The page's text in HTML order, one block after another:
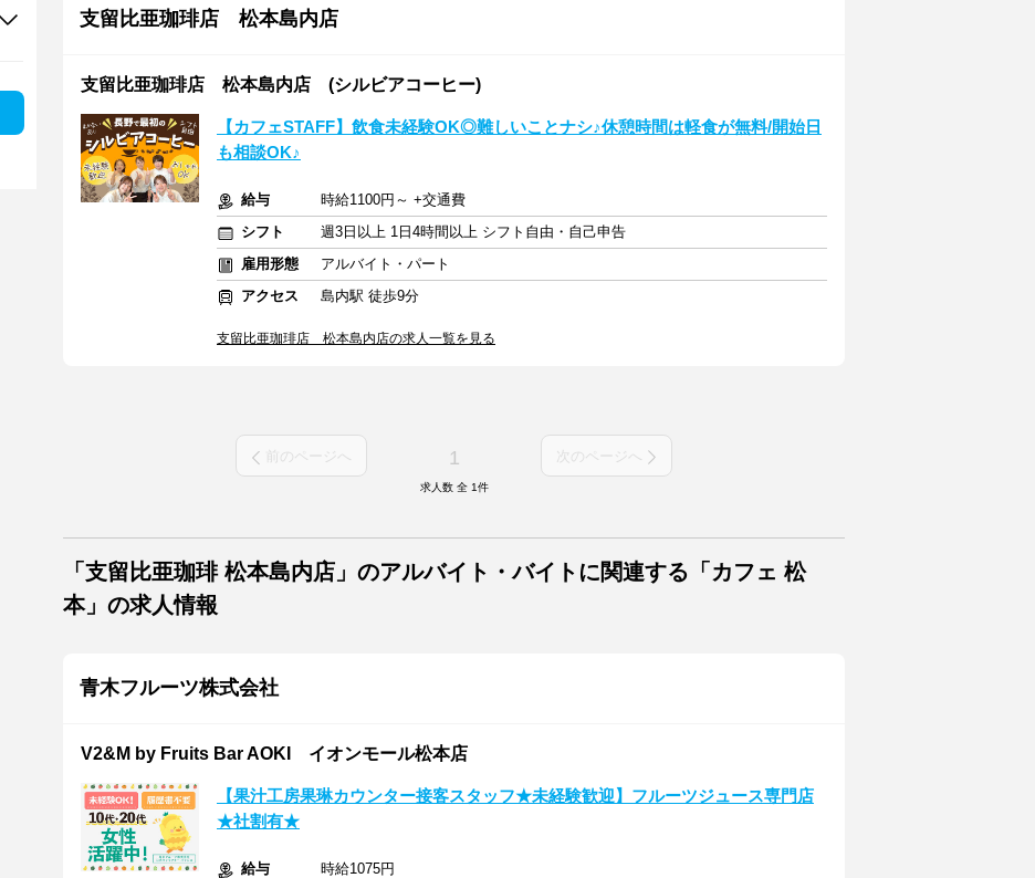
支留比亜珈琲店 松本島内店
支留比亜珈琲店 松本島内店 (シルビアコーヒー)
【カフェSTAFF】飲食未経験OK◎難しいことナシ♪休憩時間は軽食が無料/開始日
も相談OK♪
給与
時給1100円～ +交通費
シフト
週3日以上 1日4時間以上 シフト自由・自己申告
雇用形態
アルバイト・パート
アクセス
島内駅 徒歩9分
支留比亜珈琲店 松本島内店の求人一覧を見る
前のページへ 1 次のページへ
求人数 全 1件
「支留比亜珈琲 松本島内店」のアルバイト・バイトに関連する「カフェ 松
本」の求人情報
青木フルーツ株式会社
V2&M by Fruits Bar AOKI イオンモール松本店
【果汁工房果琳カウンター接客スタッフ★未経験歓迎】フルーツジュース専門店
★社割有★
給与
時給1075円